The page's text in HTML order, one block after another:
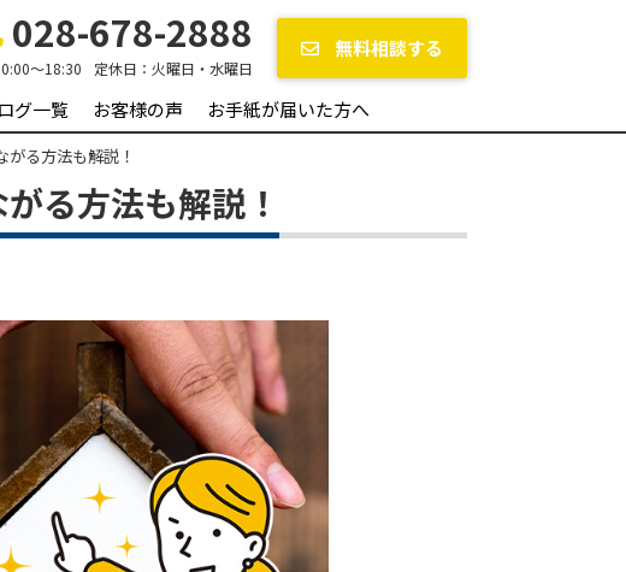
028-678-2888
～18:30 定休日： 火曜日・水曜日
無料相談する
グ一覧 お客様の声 お手紙が届いた方へ
る方法も解説！
る方法も解説！